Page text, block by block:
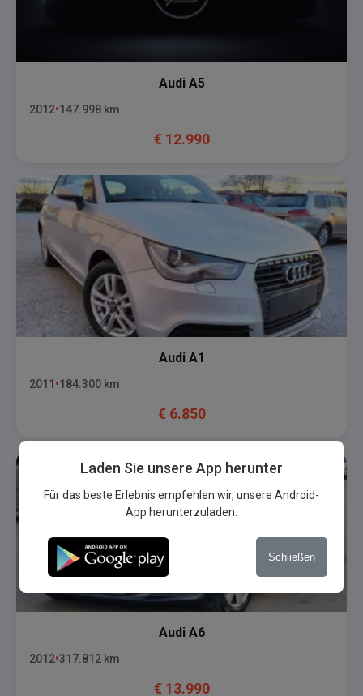
Audi A5
2012 147.998 km
€ 12.990
Audi A1
2011 184.300 km
€ 6.850
Audi A6
2012 317.812 km
€ 13.990
Laden Sie unsere App herunter
Für das beste Erlebnis empfehlen wir, unsere Android-
App herunterzuladen.
Schließen